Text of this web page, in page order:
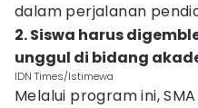
dalam perjalanan
2. Siswa harus
unggul di bidang
IDN Times/Istimewa
Melalui program ini,